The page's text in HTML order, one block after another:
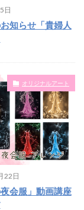
日
知らせ「貴婦人
オリジナルアート
22日
夜会服」動画講座